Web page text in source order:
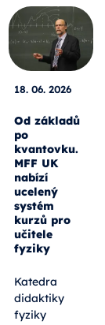
18. 06. 2026
Od základů
po
kvantovku.
MFF UK
nabízí
ucelený
systém
kurzů pro
učitele
fyziky
Katedra
didaktiky
fyziky